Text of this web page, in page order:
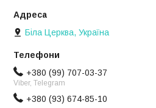
Біла Церква, Україна
+380 (99) 707-03-37
Viber, Telegram
+380 (93) 674-85-10